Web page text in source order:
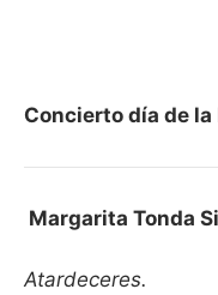
Concierto día de
Margarita Tonda
Atardeceres.